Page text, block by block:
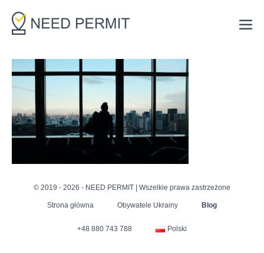
© 2019 - 2026 - NEED PERMIT | Wszelkie prawa zastrzeżone
Strona główna Obywatele Ukrainy Blog
+48 880 743 788 Polski